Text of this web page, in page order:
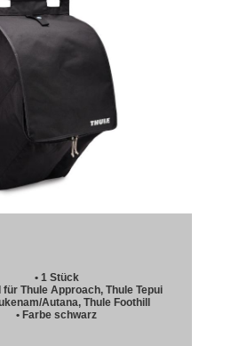
• 1 Stück
für Thule Approach, Thule Tepui
Autana, Thule Foothill
• Farbe schwarz